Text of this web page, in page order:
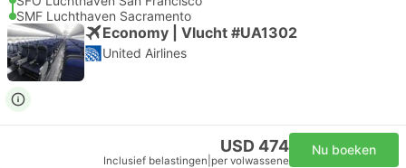
SMF Luchthaven Sacramento
Economy | Vlucht #UA1302
United Airlines
USD 474
Inclusief belastingen per volwassene
Nu boeken